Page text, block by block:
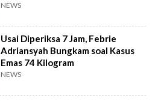
NEWS
Usai Diperiksa 7 Jam, Febrie
Adriansyah Bungkam soal Kasus
Emas 74 Kilogram
NEWS